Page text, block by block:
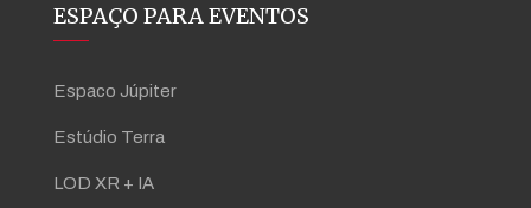
ESPAÇO PARA EVENTOS
Espaco Júpiter
Estúdio Terra
LOD XR + IA